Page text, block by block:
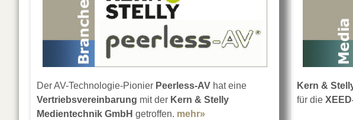
Der AV-Technologie-Pionier Peerless-AV hat eine
Vertriebsvereinbarung mit der Kern & Stelly
Medientechnik GmbH getroffen. mehr»
Kern &
für die